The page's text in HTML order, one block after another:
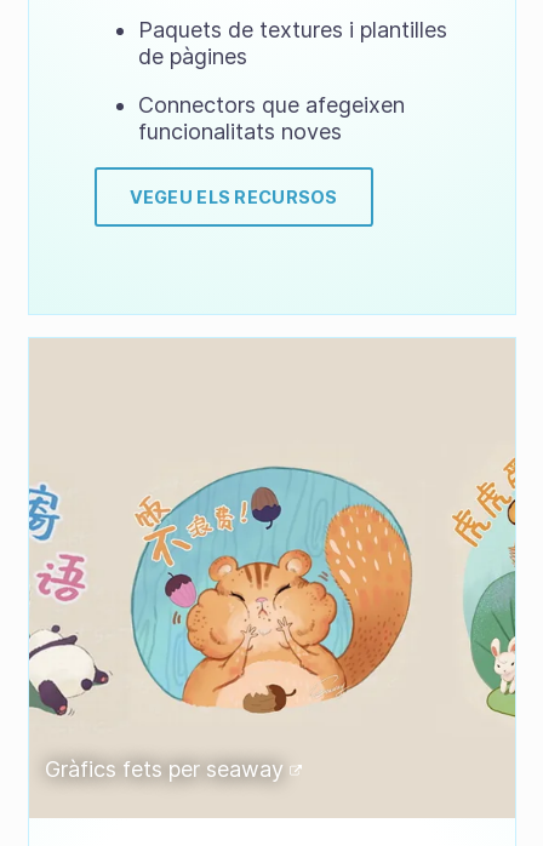
Paquets de textures i plantilles
de pàgines
Connectors que afegeixen
funcionalitats noves
VEGEU ELS RECURSOS
Gràfics fets per seaway